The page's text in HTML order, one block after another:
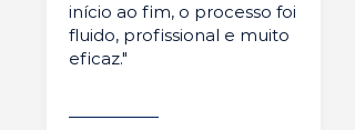
início ao fim, o processo foi
fluido, profissional e muito
eficaz."